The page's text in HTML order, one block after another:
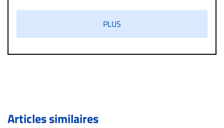
diffamatoire. Si malgré cette politique de modération,
un commentaire publié sur le site vous dérange, prenez
immédiatement contact par courriel (info@droit-
de validation, un droit de réponse.
PLUS
Articles similaires